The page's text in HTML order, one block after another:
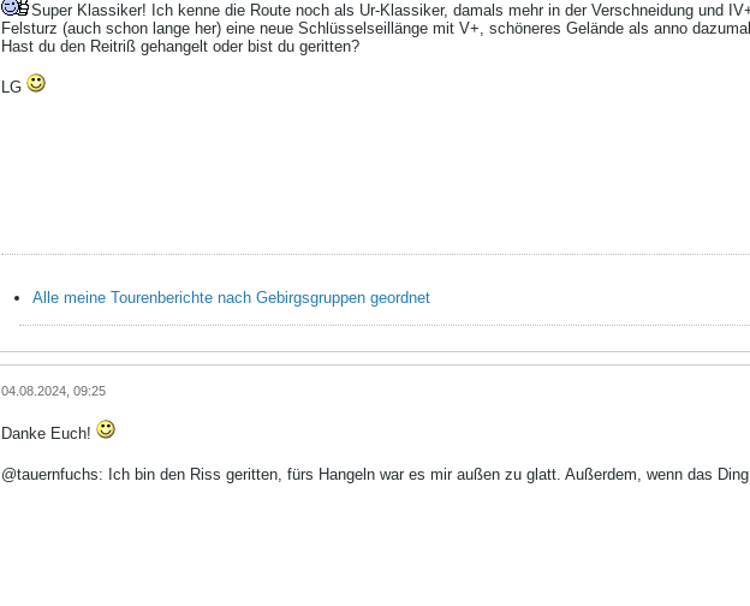
Super Klassiker! Ich kenne die Route noch als Ur-Klassiker, damals mehr in der Verschneidung und
Felsturz (auch schon lange her) eine neue Schlüsselseillänge mit V+, schöneres Gelände als anno
Hast du den Reitriß gehangelt oder bist du geritten?
LG
Alle meine Tourenberichte nach Gebirgsgruppen geordnet
04.08.2024, 09:25
Danke Euch!
@tauernfuchs: Ich bin den Riss geritten, fürs Hangeln war es mir außen zu glatt. Außerdem, wenn das